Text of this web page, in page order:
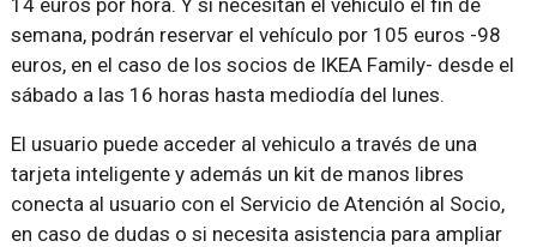
14 euros por hora. Y si necesitan el vehículo el fin de
semana, podrán reservar el vehículo por 105 euros -98
euros, en el caso de los socios de IKEA Family- desde el
sábado a las 16 horas hasta mediodía del lunes.
El usuario puede acceder al vehiculo a través de una
tarjeta inteligente y además un kit de manos libres
conecta al usuario con el Servicio de Atención al Socio,
en caso de dudas o si necesita asistencia para ampliar